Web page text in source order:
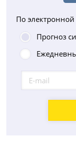
По электронной
Прогноз